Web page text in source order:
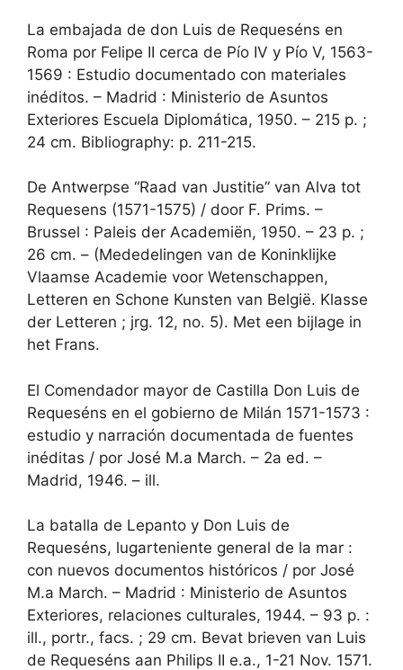
La embajada de don Luis de Requeséns en
Roma por Felipe II cerca de Pío IV y Pío V, 1563-
1569 : Estudio documentado con materiales
inéditos. – Madrid : Ministerio de Asuntos
Exteriores Escuela Diplomática, 1950. – 215 p. ;
24 cm. Bibliography: p. 211-215.
De Antwerpse “Raad van Justitie” van Alva tot
Requesens (1571-1575) / door F. Prims. –
Brussel : Paleis der Academiën, 1950. – 23 p. ;
26 cm. – (Mededelingen van de Koninklijke
Vlaamse Academie voor Wetenschappen,
Letteren en Schone Kunsten van België. Klasse
der Letteren ; jrg. 12, no. 5). Met een bijlage in
het Frans.
El Comendador mayor de Castilla Don Luis de
Requeséns en el gobierno de Milán 1571-1573 :
estudio y narración documentada de fuentes
inéditas / por José M.a March. – 2a ed. –
Madrid, 1946. – ill.
La batalla de Lepanto y Don Luis de
Requeséns, lugarteniente general de la mar :
con nuevos documentos históricos / por José
M.a March. – Madrid : Ministerio de Asuntos
Exteriores, relaciones culturales, 1944. – 93 p. :
ill., portr., facs. ; 29 cm. Bevat brieven van Luis
de Requeséns aan Philips II e.a., 1-21 Nov. 1571.